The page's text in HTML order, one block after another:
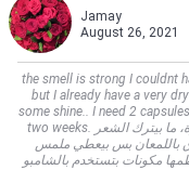
Jamay
August 26, 2021
the smell is strong I couldnt
but I already have a very
some shine.. I need 2
two weeks. هيدا النوع ريحتو قوية ما قدرت اتحملها استخدمتو مرة، ما بيترك الشعر
باللمعان بس بيعطي ملمس
مكونات بتستخدم بالشامبو